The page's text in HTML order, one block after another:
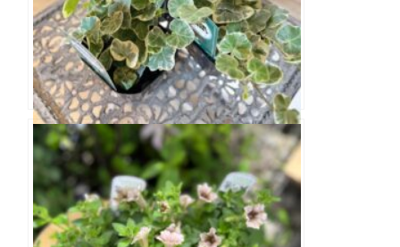
ヘデラ シルバーチャーミー 3.0寸